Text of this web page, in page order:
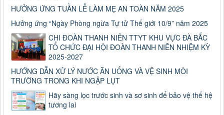
HƯỞNG ỨNG TUẦN LỄ LÀM MẸ AN TOÀN NĂM 2025
Hưởng ứng “Ngày Phòng ngừa Tự tử Thế giới 10/9” năm 2025
CHI ĐOÀN THANH NIÊN TTYT KHU VỰC ĐÀ BẮC
TỔ CHỨC ĐẠI HỘI ĐOÀN THANH NIÊN NHIỆM KỲ
2025-2027
HƯỚNG DẪN XỬ LÝ NƯỚC ĂN UỐNG VÀ VỆ SINH MÔI
TRƯỜNG TRONG KHI NGẬP LỤT
Hãy sàng lọc trước sinh và sơ sinh để bảo vệ thế hệ
tương lai